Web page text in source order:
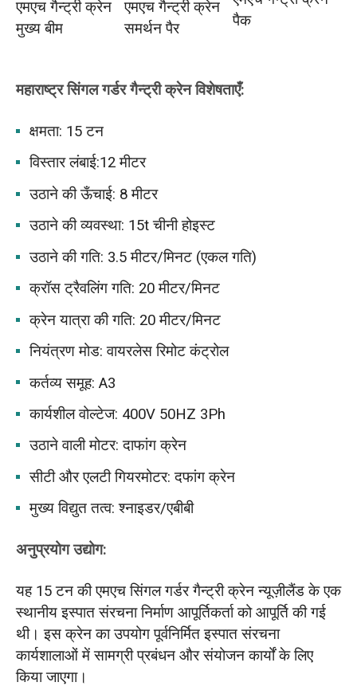
एमएच गैन्ट्री क्रेन
मुख्य बीम
एमएच गैन्ट्री क्रेन
समर्थन पैर
पैक
महाराष्ट्रसिंगल गर्डर गैन्ट्री क्रेनविशेषताएँ:
क्षमता: 15 टन
विस्तार लंबाई:12 मीटर
उठाने की ऊँचाई: 8 मीटर
उठाने की व्यवस्था: 15t चीनी होइस्ट
उठाने की गति: 3.5 मीटर/मिनट (एकल गति)
क्रॉस ट्रैवलिंग गति: 20 मीटर/मिनट
क्रेन यात्रा की गति: 20 मीटर/मिनट
नियंत्रण मोड: वायरलेस रिमोट कंट्रोल
कर्तव्य समूह: A3
कार्यशील वोल्टेज: 400V 50HZ 3Ph
उठाने वाली मोटर: दाफांग क्रेन
सीटी और एलटी गियरमोटर: दफांग क्रेन
मुख्य विद्युत तत्व: श्नाइडर/एबीबी
अनुप्रयोग उद्योग:
यह 15 टन की एमएच सिंगल गर्डर गैन्ट्री क्रेन न्यूज़ीलैंड के एक
स्थानीय इस्पात संरचना निर्माण आपूर्तिकर्ता को आपूर्ति की गई
थी। इस क्रेन का उपयोग पूर्वनिर्मित इस्पात संरचना
कार्यशालाओं में सामग्री प्रबंधन और संयोजन कार्यों के लिए
किया जाएगा।